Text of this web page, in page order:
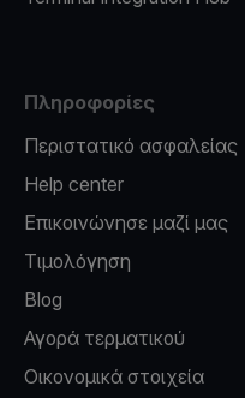
Πληροφορίες
Περιστατικό ασφαλείας
Help center
Επικοινώνησε μαζί μας
Τιμολόγηση
Blog
Αγορά τερματικού
Οικονομικά στοιχεία